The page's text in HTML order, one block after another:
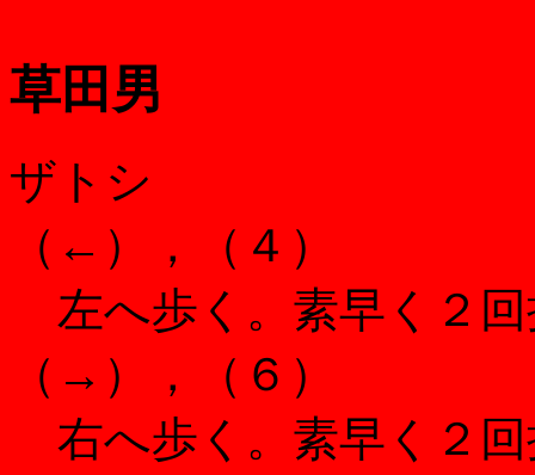
草田男
ザトシ
（←），（４）
左へ歩く。素早く２
（→），（６）
右へ歩く。素早く２